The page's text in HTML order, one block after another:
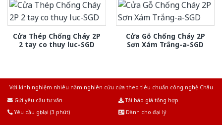
Cửa Thép Chống Cháy 2P
2 tay co thuy luc-SGD
Cửa Gỗ Chống Cháy 2P
Sơn Xám Trắng-a-SGD
Với kinh nghiệm nhiêu năm nghiên cứu cửa theo tiêu chuẩn công nghệ Châu
Gửi yêu cầu tư vấn
Tải báo giá tổng hợp
Yêu cầu gọi lại (3 phút)
Dành cho đại lý